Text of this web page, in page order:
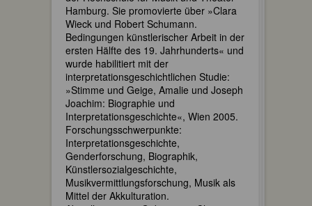
Hamburg. Sie promovierte über »Clara
Wieck und Robert Schumann.
Bedingungen künstlerischer Arbeit in der
ersten Hälfte des 19. Jahrhunderts« und
wurde habilitiert mit der
interpretationsgeschichtlichen Studie:
»Stimme und Geige, Amalie und Joseph
Joachim: Biographie und
Interpretationsgeschichte«, Wien 2005.
Forschungsschwerpunkte:
Interpretationsgeschichte,
Genderforschung, Biographik,
Künstlersozialgeschichte,
Musikvermittlungsforschung, Musik als
Mittel der Akkulturation.